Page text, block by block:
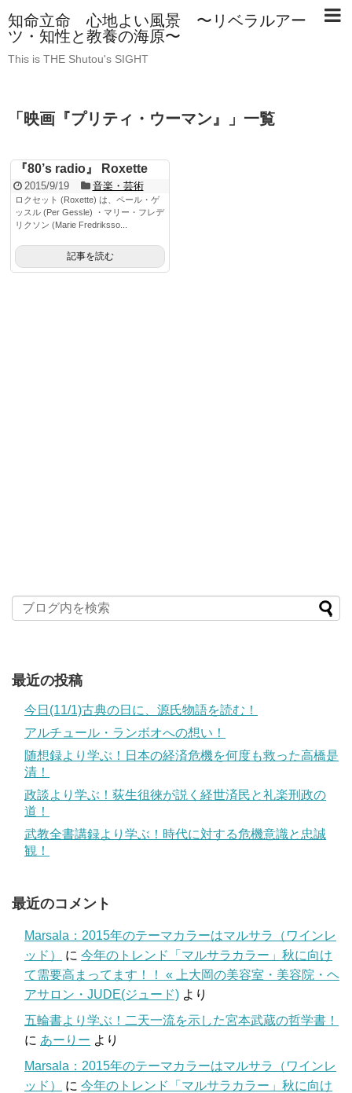
知命立命 心地よい風景 〜リベラルアー
ツ・知性と教養の海原〜
This is THE Shutou's SIGHT
「 映画『プリティ・ウーマン』 」 一覧
『80’s radio』 Roxette
2015/9/19 音楽・芸術
ロクセット (Roxette) は、ペール・ゲ
ッスル (Per Gessle) ・マリー・フレデ
リクソン (Marie Fredriksso...
記事を読む
最近の投稿
今日(11/1)古典の日に、源氏物語を読む！
アルチュール・ランボオへの想い！
随想録より学ぶ！日本の経済危機を何度も救った高橋是
清！
政談より学ぶ！荻生徂徠が説く経世済民と礼楽刑政の
道！
武教全書講録より学ぶ！時代に対する危機意識と忠誠
観！
最近のコメント
Marsala：2015年のテーマカラーはマルサラ（ワインレ
ッド）
に 今年のトレンド「マルサラカラー」秋に向け
て需要高まってます！！ « 上大岡の美容室・美容院・ヘ
アサロン・JUDE(ジュード) より
五輪書より学ぶ！二天一流を示した宮本武蔵の哲学書！
に あーりー より
Marsala：2015年のテーマカラーはマルサラ（ワインレ
ッド）
に 今年のトレンド「マルサラカラー」秋に向け